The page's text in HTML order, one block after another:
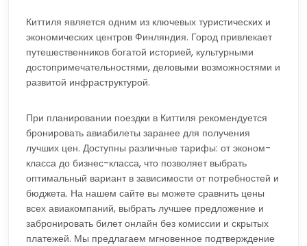
Киттиля является одним из ключевых туристических и
экономических центров Финляндия. Город привлекает
путешественников богатой историей, культурными
достопримечательностями, деловыми возможностями и
развитой инфраструктурой.
При планировании поездки в Киттиля рекомендуется
бронировать авиабилеты заранее для получения
лучших цен. Доступны различные тарифы: от эконом-
класса до бизнес-класса, что позволяет выбрать
оптимальный вариант в зависимости от потребностей и
бюджета. На нашем сайте вы можете сравнить цены
всех авиакомпаний, выбрать лучшее предложение и
забронировать билет онлайн без комиссии и скрытых
платежей. Мы предлагаем мгновенное подтверждение